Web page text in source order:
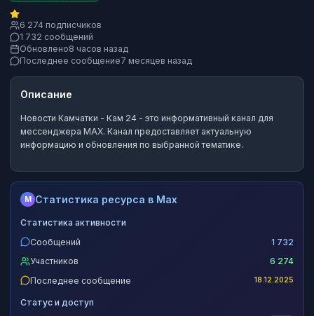
6 274 подписчиков
1 732 сообщений
Обновлено8 часов назад
Последнее сообщение7 месяцев назад
Описание
Новости Камчатки - Кам 24 - это информативный канал для
мессенджера MAX. Канал предоставляет актуальную
информацию и обновления по выбранной тематике.
M Статистика ресурса в Max
Статистика активности
Сообщений
1 732
Участников
6 274
Последнее сообщение
18.12.2025
Статус и доступ